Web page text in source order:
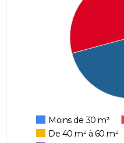
Moins de 30 m²
De 40 m² à 60 m²